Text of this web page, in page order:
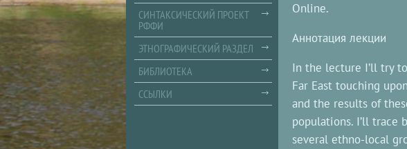
Online.
Аннотация лекции
In the lecture I’ll try
Far East touching
and the results of
populations. I’ll trace
several ethno-local
СИНТАКСИЧЕСКИЙ ПРОЕКТ
РФФИ
ЭТНОГРАФИЧЕСКИЙ РАЗДЕЛ
БИБЛИОТЕКА
ССЫЛКИ